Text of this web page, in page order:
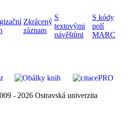
Zkrácený
záznam
S
textovými
návěštími
S kódy
polí
MARC
- 2026 Ostravská univerzita